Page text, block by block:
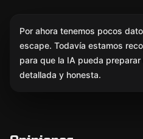
Por ahora tenemos pocos
escape. Todavía estamos
para que la IA pueda
detallada y honesta.